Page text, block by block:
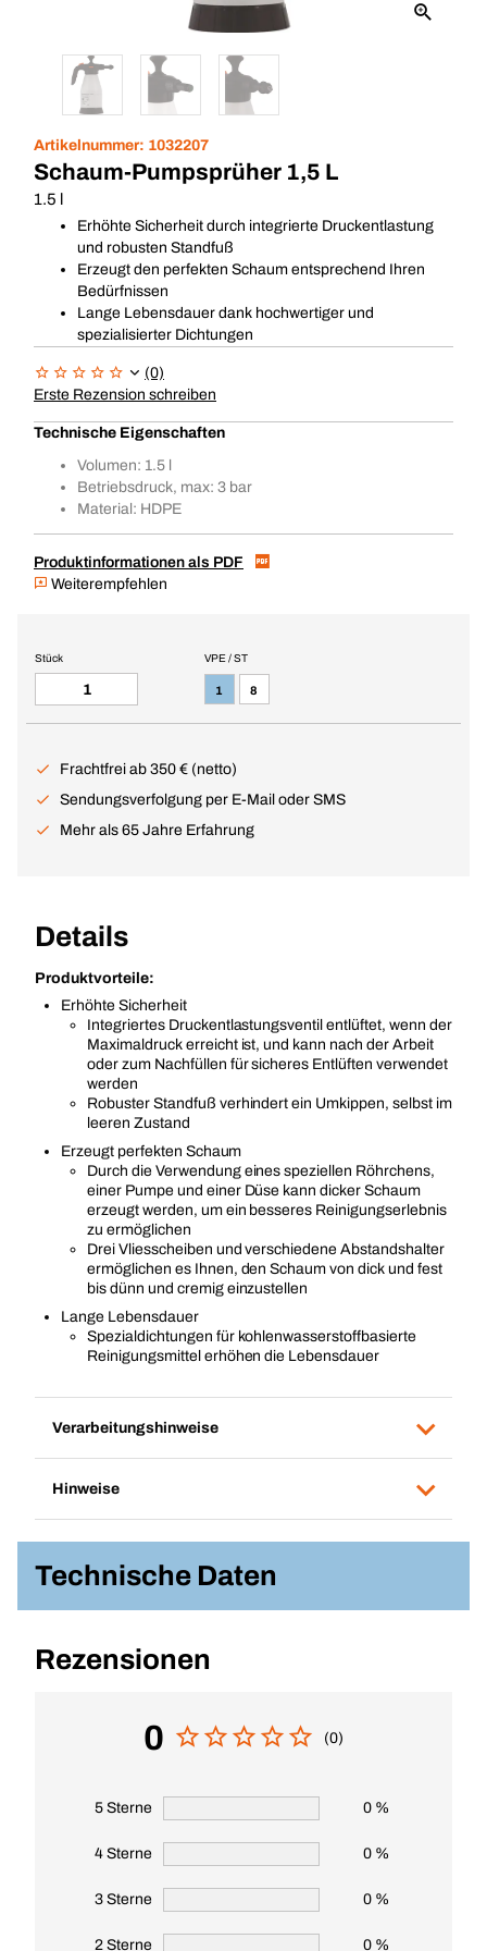
Artikelnummer: 1032207
Schaum-Pumpsprüher 1,5 L
1.5 l
Erhöhte Sicherheit durch integrierte Druckentlastung
und robusten Standfuß
Erzeugt den perfekten Schaum entsprechend Ihren
Bedürfnissen
Lange Lebensdauer dank hochwertiger und
spezialisierter Dichtungen
(0)
Erste Rezension schreiben
Technische Eigenschaften
Volumen: 1.5 l
Betriebsdruck, max: 3 bar
Material: HDPE
Produktinformationen als PDF
Weiterempfehlen
VPE / ST
1 8
Stück
Frachtfrei ab 350 € (netto)
Sendungsverfolgung per E-Mail oder SMS
Mehr als 65 Jahre Erfahrung
Details
Produktvorteile:
Erhöhte Sicherheit
Integriertes Druckentlastungsventil entlüftet, wenn der
Maximaldruck erreicht ist, und kann nach der Arbeit
oder zum Nachfüllen für sicheres Entlüften verwendet
werden
Robuster Standfuß verhindert ein Umkippen, selbst im
leeren Zustand
Erzeugt perfekten Schaum
Durch die Verwendung eines speziellen Röhrchens,
einer Pumpe und einer Düse kann dicker Schaum
erzeugt werden, um ein besseres Reinigungserlebnis
zu ermöglichen
Drei Vliesscheiben und verschiedene Abstandshalter
ermöglichen es Ihnen, den Schaum von dick und fest
bis dünn und cremig einzustellen
Lange Lebensdauer
Spezialdichtungen für kohlenwasserstoffbasierte
Reinigungsmittel erhöhen die Lebensdauer
Verarbeitungshinweise
Hinweise
Technische Daten
Rezensionen
0 (0)
5 Sterne 0 %
4 Sterne 0 %
3 Sterne 0 %
2 Sterne 0 %